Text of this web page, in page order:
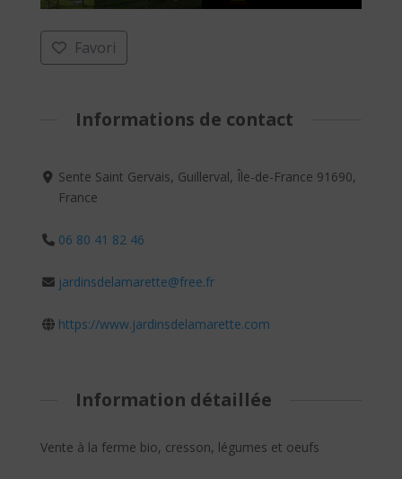
Favori
Informations de contact
Sente Saint Gervais, Guillerval, Île-de-France 91690,
France
06 80 41 82 46
jardinsdelamarette@free.fr
https://www.jardinsdelamarette.com
Information détaillée
Vente à la ferme bio, cresson, légumes et oeufs